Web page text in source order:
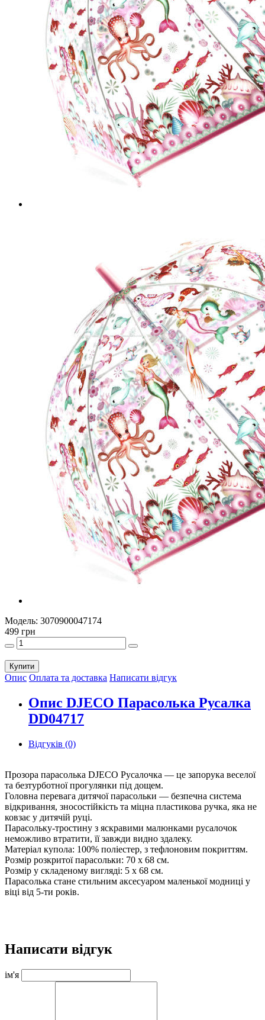
Модель: 3070900047174
499 грн
Купити
Опис Оплата та доставка Написати відгук
Опис DJECO Парасолька Русалка
DD04717
Відгуків (0)
Прозора парасолька DJECO Русалочка — це запорука веселої
та безтурботної прогулянки під дощем.
Головна перевага дитячої парасольки — безпечна система
відкривання, зносостійкість та міцна пластикова ручка, яка не
ковзає у дитячій руці.
Парасольку-тростину з яскравими малюнками русалочок
неможливо втратити, її завжди видно здалеку.
Матеріал купола: 100% поліестер, з тефлоновим покриттям.
Розмір розкритої парасольки: 70 х 68 см.
Розмір у складеному вигляді: 5 х 68 см.
Парасолька стане стильним аксесуаром маленької модниці у
віці від 5-ти років.
Написати відгук
ім'я